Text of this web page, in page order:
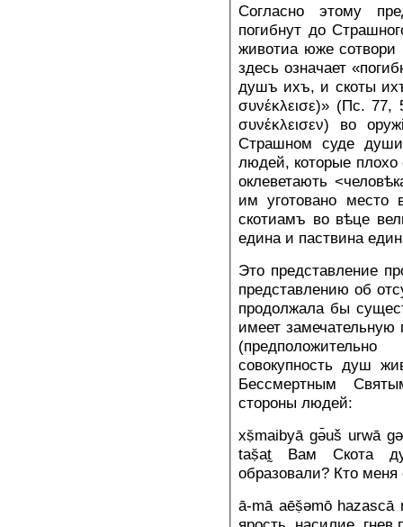
Согласно этому
погибнут до
животиа юже сотвори
здесь означает
душъ ихъ, и скоты
συνέκλεισε)» (Пс.
συνέκλεισεν) во
Страшном суде
людей, которые
оклеветають
им уготовано
скотиамъ во вѣце
едина и паствина
Это представление
представлению об
продолжала бы
имеет замечательную
совокупность душ
Бессмертным
стороны людей:
xṣ̌maibyā gə̄uš urwā
taṣ̌at̰ Вам Скота
образовали? Кто меня
ā-mā aēṣ̌əmō